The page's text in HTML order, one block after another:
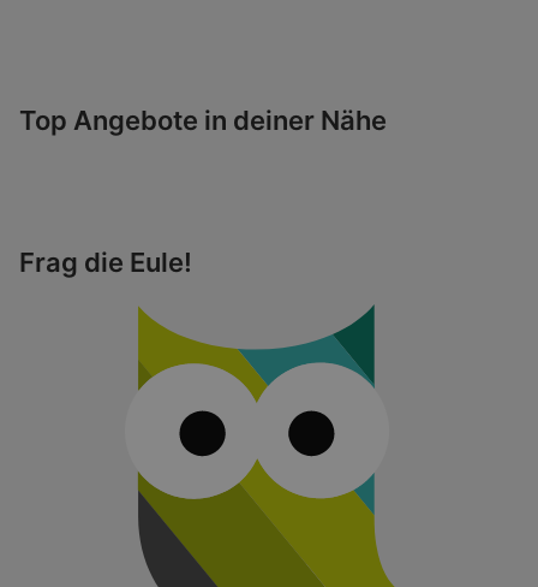
Top Angebote in deiner Nähe
Frag die Eule!